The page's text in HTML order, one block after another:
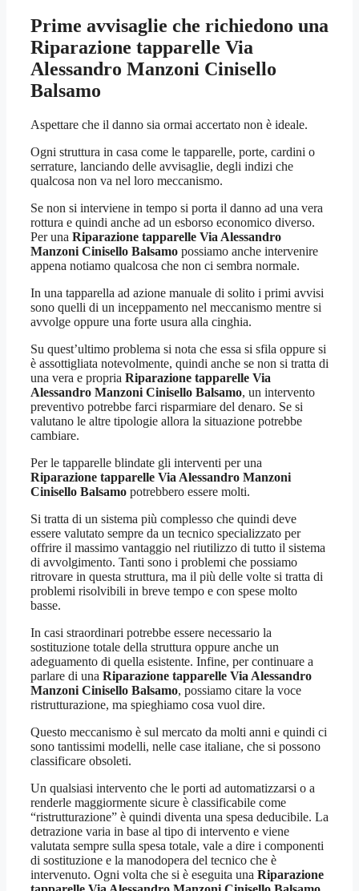
Prime avvisaglie che richiedono una
Riparazione tapparelle Via
Alessandro Manzoni Cinisello
Balsamo
Aspettare che il danno sia ormai accertato non è ideale.
Ogni struttura in casa come le tapparelle, porte, cardini o
serrature, lanciando delle avvisaglie, degli indizi che
qualcosa non va nel loro meccanismo.
Se non si interviene in tempo si porta il danno ad una vera
rottura e quindi anche ad un esborso economico diverso.
Per una Riparazione tapparelle Via Alessandro
Manzoni Cinisello Balsamo possiamo anche intervenire
appena notiamo qualcosa che non ci sembra normale.
In una tapparella ad azione manuale di solito i primi avvisi
sono quelli di un inceppamento nel meccanismo mentre si
avvolge oppure una forte usura alla cinghia.
Su quest’ultimo problema si nota che essa si sfila oppure si
è assottigliata notevolmente, quindi anche se non si tratta di
una vera e propria Riparazione tapparelle Via
Alessandro Manzoni Cinisello Balsamo, un intervento
preventivo potrebbe farci risparmiare del denaro. Se si
valutano le altre tipologie allora la situazione potrebbe
cambiare.
Per le tapparelle blindate gli interventi per una
Riparazione tapparelle Via Alessandro Manzoni
Cinisello Balsamo potrebbero essere molti.
Si tratta di un sistema più complesso che quindi deve
essere valutato sempre da un tecnico specializzato per
offrire il massimo vantaggio nel riutilizzo di tutto il sistema
di avvolgimento. Tanti sono i problemi che possiamo
ritrovare in questa struttura, ma il più delle volte si tratta di
problemi risolvibili in breve tempo e con spese molto
basse.
In casi straordinari potrebbe essere necessario la
sostituzione totale della struttura oppure anche un
adeguamento di quella esistente. Infine, per continuare a
parlare di una Riparazione tapparelle Via Alessandro
Manzoni Cinisello Balsamo, possiamo citare la voce
ristrutturazione, ma spieghiamo cosa vuol dire.
Questo meccanismo è sul mercato da molti anni e quindi ci
sono tantissimi modelli, nelle case italiane, che si possono
classificare obsoleti.
Un qualsiasi intervento che le porti ad automatizzarsi o a
renderle maggiormente sicure è classificabile come
“ristrutturazione” è quindi diventa una spesa deducibile. La
detrazione varia in base al tipo di intervento e viene
valutata sempre sulla spesa totale, vale a dire i componenti
di sostituzione e la manodopera del tecnico che è
intervenuto. Ogni volta che si è eseguita una Riparazione